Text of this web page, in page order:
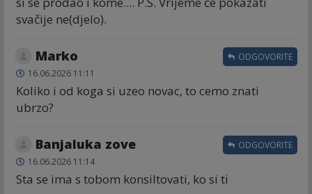
svačije ne(djelo).
Marko
16.06.2026 11:11
Koliko i od koga si uzeo novac, to cemo znati
ubrzo?
ODGOVORITE
Banjaluka zove
16.06.2026 11:14
Sta se ima s tobom konsiltovati, ko si ti
ODGOVORITE